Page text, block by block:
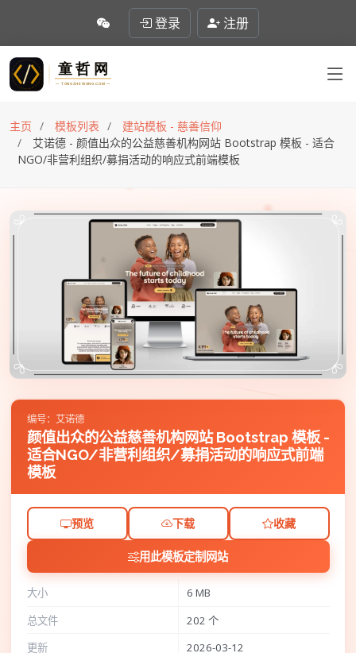
登录 注册
主页 模板列表
建站模板 - 慈善信仰
艾诺德 - 颜值出众的公益慈善机构网站 Bootstrap 模板 - 适合
NGO/非营利组织/募捐活动的响应式前端模板
编号：艾诺德
颜值出众的公益慈善机构网站 Bootstrap 模板 -
适合NGO/非营利组织/募捐活动的响应式前端
模板
预览 下载 收藏
用此模板定制网站
大小
6 MB
总文件
202 个
更新
2026-03-12